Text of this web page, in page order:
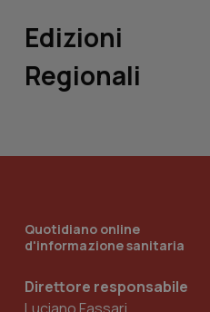
Edizioni
Regionali
Quotidiano online
d'informazione sanitaria
Direttore responsabile